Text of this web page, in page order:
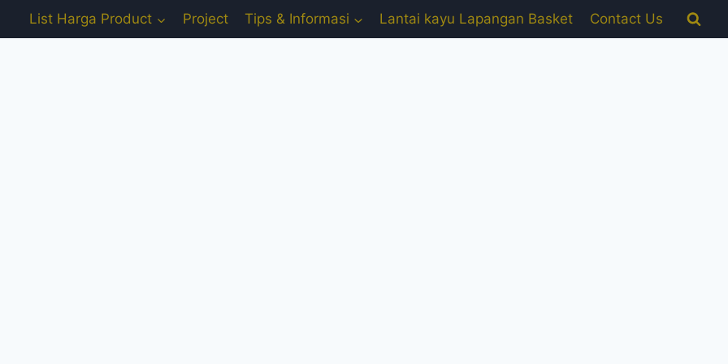
List Harga Product Project Tips & Informasi Lantai kayu Lapangan Basket Contact Us